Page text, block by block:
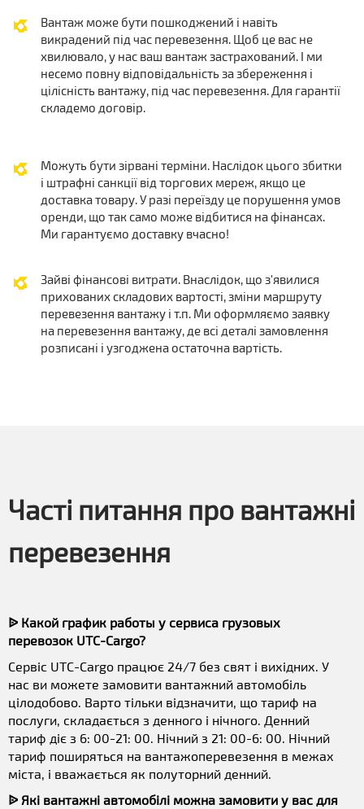
Вантаж може бути пошкоджений і навіть
викрадений під час перевезення. Щоб це вас не
хвилювало, у нас ваш вантаж застрахований. І ми
несемо повну відповідальність за збереження і
цілісність вантажу, під час перевезення. Для гарантії
складемо договір.
Можуть бути зірвані терміни. Наслідок цього збитки
і штрафні санкції від торгових мереж, якщо це
доставка товару. У разі переїзду це порушення умов
оренди, що так само може відбитися на фінансах.
Ми гарантуємо доставку вчасно!
Зайві фінансові витрати. Внаслідок, що з'явилися
прихованих складових вартості, зміни маршруту
перевезення вантажу і т.п. Ми оформляємо заявку
на перевезення вантажу, де всі деталі замовлення
розписані і узгоджена остаточна вартість.
Часті питання про вантажні
перевезення
ᐉ Какой график работы у сервиса грузовых
перевозок UTC-Cargo?
Сервіс UTC-Cargo працює 24/7 без свят і вихідних. У
нас ви можете замовити вантажний автомобіль
цілодобово. Варто тільки відзначити, що тариф на
послуги, складається з денного і нічного. Денний
тариф діє з 6: 00-21: 00. Нічний з 21: 00-6: 00. Нічний
тариф поширяться на вантажоперевезення в межах
міста, і вважається як полуторний денний.
ᐉ Які вантажні автомобілі можна замовити у вас для